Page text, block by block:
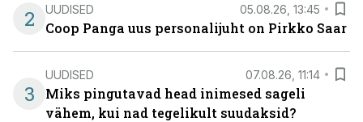
2 UUDISED 05.08.26, 13:45
Coop Panga uus personalijuht on Pirkko Saar
3
UUDISED 07.08.26, 11:14
Miks pingutavad head inimesed sageli
vähem, kui nad tegelikult suudaksid?